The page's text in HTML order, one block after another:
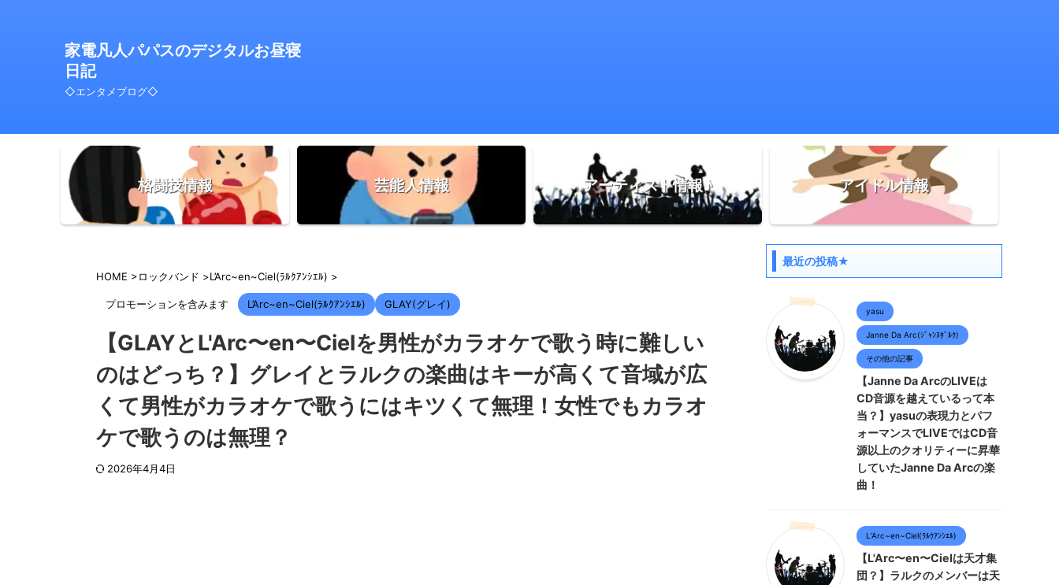
家電凡人パパスのデジタルお昼寝
日記
◇エンタメブログ◇
格闘技情報 芸能人情報 アーティスト情報♪ アイドル情報
HOME >ロックバンド >L’Arc~en~Ciel(ﾗﾙｸｱﾝｼｴﾙ) >
プロモーションを含みます L’Arc~en~Ciel(ﾗﾙｸｱﾝｼｴﾙ) GLAY(グレイ)
【GLAYとL'Arc〜en〜Cielを男性がカラオケで歌う時に難しい
のはどっち？】グレイとラルクの楽曲はキーが高くて音域が広
くて男性がカラオケで歌うにはキツくて無理！女性でもカラオ
ケで歌うのは無理？
2026年4月4日
最近の投稿★
yasu
Janne Da Arc(ｼﾞｬﾝﾇﾀﾞﾙｸ)
その他の記事
【Janne Da ArcのLIVEは
CD音源を越えているって本
当？】yasuの表現力とパフ
ォーマンスでLIVEではCD音
源以上のクオリティーに昇華
していたJanne Da Arcの楽
曲！
L’Arc~en~Ciel(ﾗﾙｸｱﾝｼｴﾙ)
【L'Arc〜en〜Cielは天才集
団？】ラルクのメンバーは天